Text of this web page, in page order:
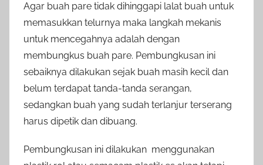
Agar buah pare tidak dihinggapi lalat buah untuk
memasukkan telurnya maka langkah mekanis
untuk mencegahnya adalah dengan
membungkus buah pare. Pembungkusan ini
sebaiknya dilakukan sejak buah masih kecil dan
belum terdapat tanda-tanda serangan,
sedangkan buah yang sudah terlanjur terserang
harus dipetik dan dibuang.
Pembungkusan ini dilakukan menggunakan